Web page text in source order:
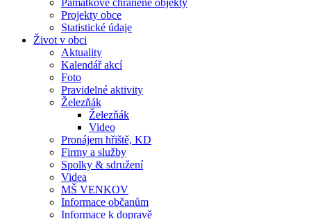
Památkové chráněné objekty
Projekty obce
Statistické údaje
Život v obci
Aktuality
Kalendář akcí
Foto
Pravidelné aktivity
Železňák
Železňák
Video
Pronájem hřiště, KD
Firmy a služby
Spolky & sdružení
Videa
MŠ VENKOV
Informace občanům
Informace k dopravě